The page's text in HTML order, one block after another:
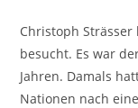
Christoph
besucht. Es war
Jahren. Damals
Nationen nach